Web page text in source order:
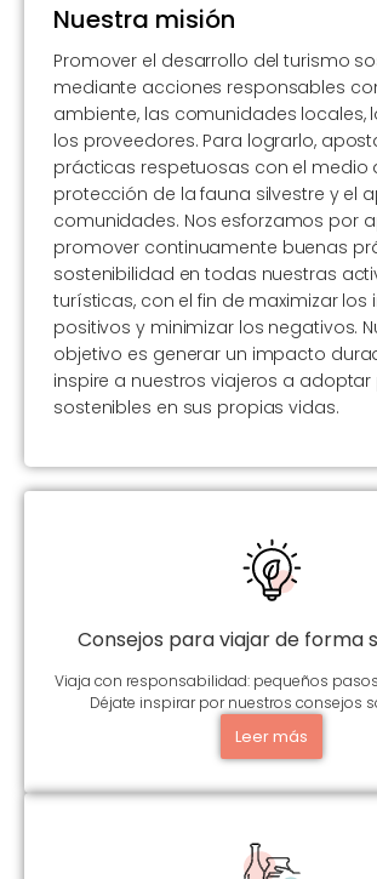
Nuestra misión
Promover el desarrollo del turismo
mediante acciones responsables
ambiente, las comunidades locales,
los proveedores. Para lograrlo,
prácticas respetuosas con el medio
protección de la fauna silvestre y el
comunidades. Nos esforzamos por
promover continuamente buenas
sostenibilidad en todas nuestras
turísticas, con el fin de maximizar los
positivos y minimizar los negativos.
objetivo es generar un impacto
inspire a nuestros viajeros a
sostenibles en sus propias vidas.
Consejos para viajar de forma
Viaja con responsabilidad: pequeños
Déjate inspirar por nuestros consejos
Leer más